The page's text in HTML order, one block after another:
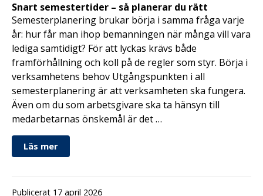
Snart semestertider – så planerar du rätt
Semesterplanering brukar börja i samma fråga varje
år: hur får man ihop bemanningen när många vill vara
lediga samtidigt? För att lyckas krävs både
framförhållning och koll på de regler som styr. Börja i
verksamhetens behov Utgångspunkten i all
semesterplanering är att verksamheten ska fungera.
Även om du som arbetsgivare ska ta hänsyn till
medarbetarnas önskemål är det …
Läs mer
Publicerat 17 april 2026